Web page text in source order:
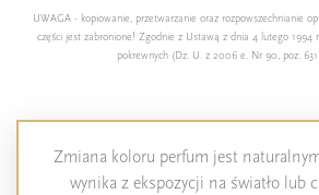
UWAGA - kopiowanie, przetwarzanie oraz rozpowszechnianie
części jest zabronione! Zgodnie z Ustawą z dnia 4 lutego 1994
pokrewnych (Dz. U. z 2006 e. Nr 90, poz.
Zmiana koloru perfum jest
wynika z ekspozycji na światło lub